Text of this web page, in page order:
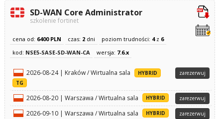
SD-WAN Core Administrator
szkolenie fortinet
cena od: 6400 PLN czas: 2dni poziom trudności: 4z 6
kod: NSE5-SASE-SD-WAN-CA wersja: 7.6.x
2026-08-24 | Kraków / Wirtualna sala
HYBRID
TG
zarezerwuj
2026-08-20 | Warszawa / Wirtualna sala HYBRID zarezerwuj
2026-09-10 | Warszawa / Wirtualna sala HYBRID zarezerwuj